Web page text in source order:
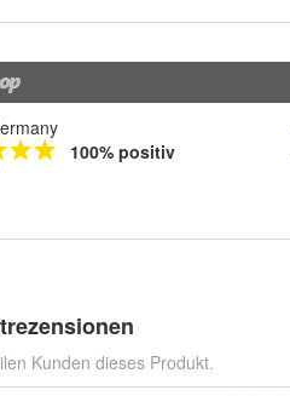
100% positiv
Kunden dieses Produkt.